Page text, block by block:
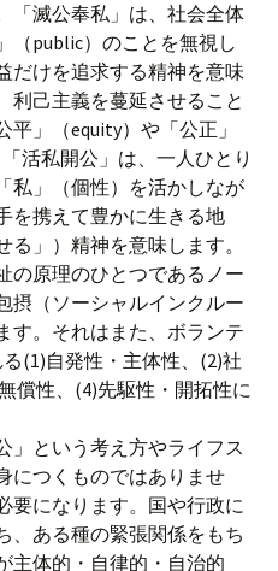
「滅公奉私」は、社会全体
（public）のことを無視し
だけを追求する精神を意味
利己主義を蔓延させること
」（equity）や「公正」
活私開公」は、一人ひとり
私」（個性）を活かしなが
を携えて豊かに生きる地
」）精神を意味します。
の原理のひとつであるノー
摂（ソーシャルインクルー
す。それはまた、ボランテ
(1)自発性・主体性、(2)社
償性、(4)先駆性・開拓性に
」という考え方やライフス
につくものではありませ
要になります。国や行政に
、ある種の緊張関係をもち
主体的・自律的・自治的